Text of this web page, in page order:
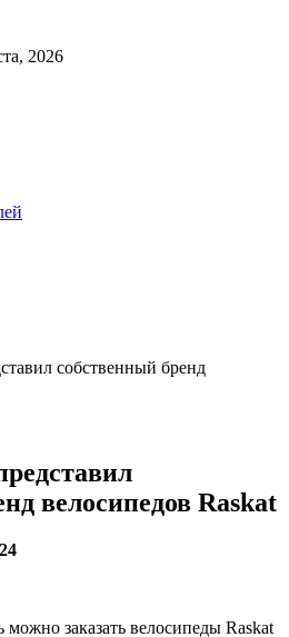
2026
собственный бренд
велосипедов Raskat
заказать велосипеды Raskat